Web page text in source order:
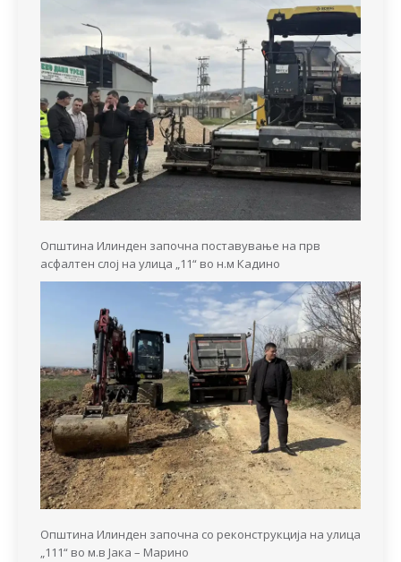
Општина Илинден започна поставување на прв
асфалтен слој на улица „11“ во н.м Кадино
Општина Илинден започна со реконструкција на улица
„111“ во м.в Јака – Марино